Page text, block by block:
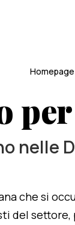
Homepage
nelle
che si
del settore,